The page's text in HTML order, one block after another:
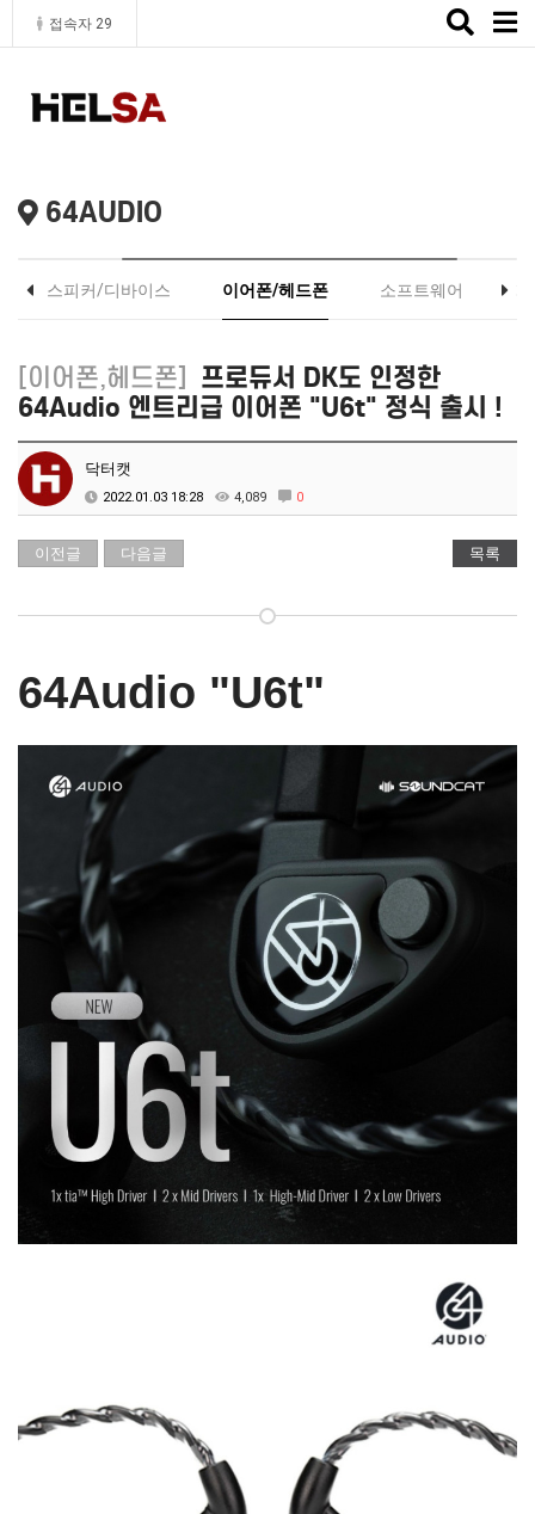
접속자 29
Toggle
64AUDIO
스피커/디바이스 이어폰/헤드폰 소프트웨어
[이어폰,헤드폰] 프로듀서 DK도 인정한
64Audio 엔트리급 이어폰 "U6t" 정식 출시 !
닥터캣
2022.01.03 18:28 4,089 0
이전글 다음글 목록
64Audio "U6t"